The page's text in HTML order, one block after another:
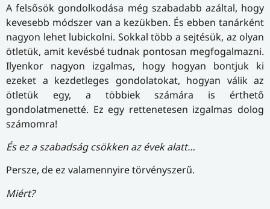
A felsősök gondolkodása még szabadabb azáltal, hogy
kevesebb módszer van a kezükben. És ebben tanárként
nagyon lehet lubickolni. Sokkal több a sejtésük, az olyan
ötletük, amit kevésbé tudnak pontosan megfogalmazni.
Ilyenkor nagyon izgalmas, hogy hogyan bontjuk ki
ezeket a kezdetleges gondolatokat, hogyan válik az
ötletük egy, a többiek számára is érthető
gondolatmenetté. Ez egy rettenetesen izgalmas dolog
számomra!
És ez a szabadság csökken az évek alatt…
Persze, de ez valamennyire törvényszerű.
Miért?